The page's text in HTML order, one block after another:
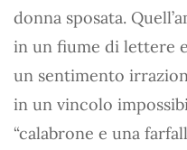
donna sposata.
in un fiume di lettere
un sentimento
in un vincolo
“calabrone e una